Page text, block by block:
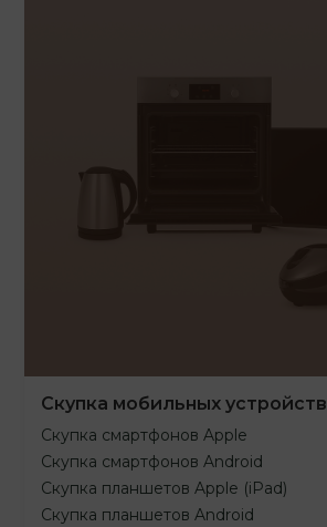
Скупка мобильных устройств
Скупка смартфонов Apple
Скупка смартфонов Android
Скупка планшетов Apple (iPad)
Скупка планшетов Android